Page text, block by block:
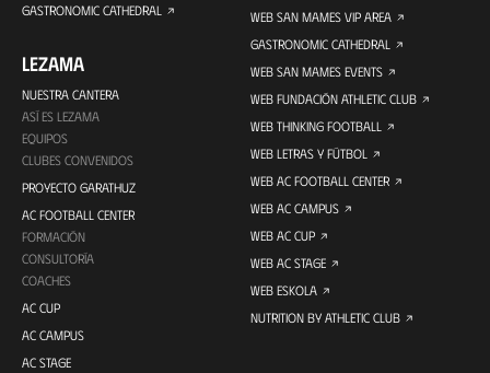
GASTRONOMIC CATHEDRAL
LEZAMA
NUESTRA CANTERA
ASÍ ES LEZAMA
EQUIPOS
CLUBES CONVENIDOS
PROYECTO GARATHUZ
AC FOOTBALL CENTER
FORMACIÓN
CONSULTORÍA
COACHES
AC CUP
AC CAMPUS
AC STAGE
WEB SAN MAMES VIP AREA
GASTRONOMIC CATHEDRAL
WEB SAN MAMES EVENTS
WEB FUNDACIÓN ATHLETIC CLUB
WEB THINKING FOOTBALL
WEB LETRAS Y FÚTBOL
WEB AC FOOTBALL CENTER
WEB AC CAMPUS
WEB AC CUP
WEB AC STAGE
WEB ESKOLA
NUTRITION BY ATHLETIC CLUB